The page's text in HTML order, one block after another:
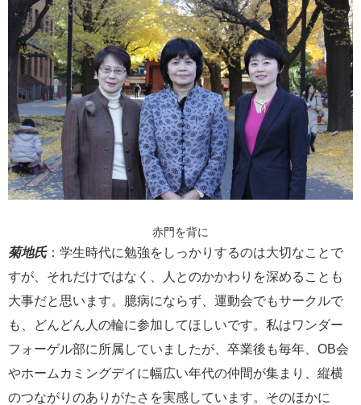
赤門を背に
菊地氏：学生時代に勉強をしっかりするのは大切なことで
すが、それだけではなく、人とのかかわりを深めることも
大事だと思います。臆病にならず、運動会でもサークルで
も、どんどん人の輪に参加してほしいです。私はワンダー
フォーゲル部に所属していましたが、卒業後も毎年、OB会
やホームカミングデイに幅広い年代の仲間が集まり、縦横
のつながりのありがたさを実感しています。そのほかに